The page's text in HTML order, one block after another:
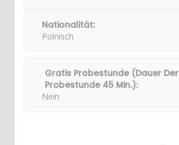
Nationalität:
Polnisch
Gratis Probestunde (Dauer Der
Probestunde 45 Min.):
Nein